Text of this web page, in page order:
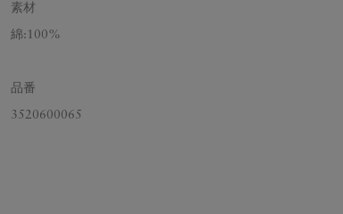
素材
綿:100%
品番
3520600065